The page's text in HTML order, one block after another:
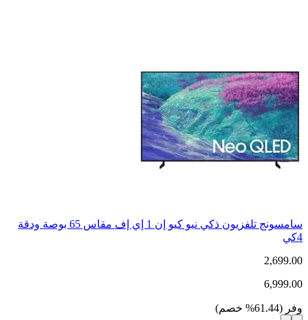
سامسونج تلفزيون ذكي نيو كيو إن 1 إي إف مقاس 65 بوصة ودقة
4كي
2,699.00
6,999.00
وفر (
61.44
% خصم)